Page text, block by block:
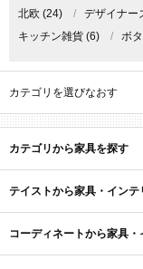
北欧 (24) / デザイナー
キッチン雑貨 (6) / ボ
カテゴリを選びなおす
カテゴリから家具を探す
テイストから家具・インテ
コーディネートから家具